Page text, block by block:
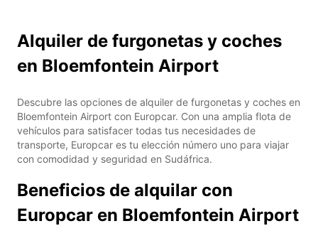
Alquiler de furgonetas y coches
en Bloemfontein Airport
Descubre las opciones de alquiler de furgonetas y coches en
Bloemfontein Airport con Europcar. Con una amplia flota de
vehículos para satisfacer todas tus necesidades de
transporte, Europcar es tu elección número uno para viajar
con comodidad y seguridad en Sudáfrica.
Beneficios de alquilar con
Europcar en Bloemfontein Airport